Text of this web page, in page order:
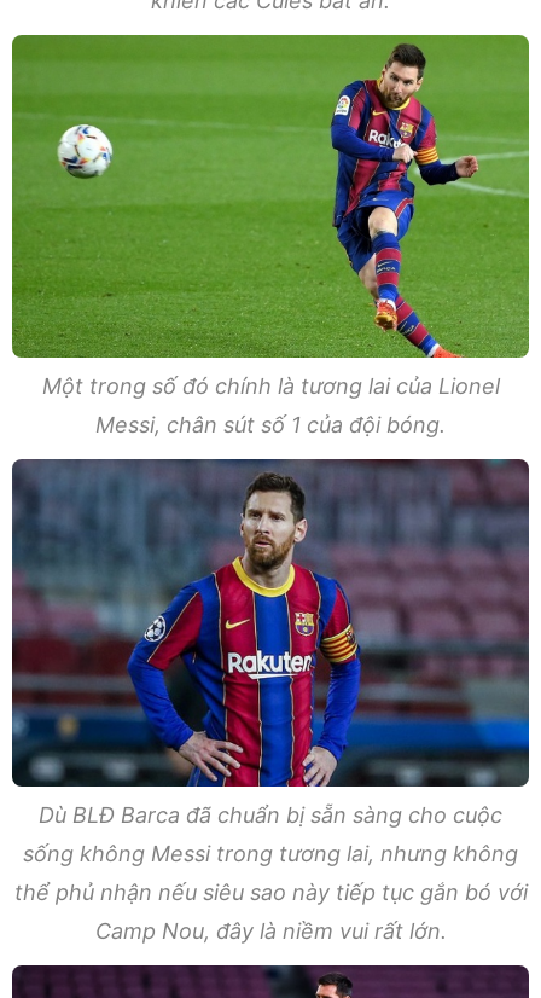
Một trong số đó chính là tương lai của Lionel
Messi, chân sút số 1 của đội bóng.
Dù BLĐ Barca đã chuẩn bị sẵn sàng cho cuộc
sống không Messi trong tương lai, nhưng không
thể phủ nhận nếu siêu sao này tiếp tục gắn bó với
Camp Nou, đây là niềm vui rất lớn.